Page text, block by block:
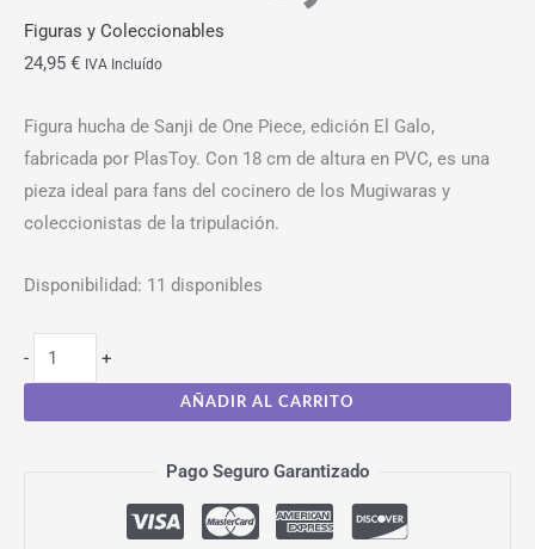
Figuras y Coleccionables
24,95 € IVA Incluído
Figura hucha de Sanji de One Piece, edición El Galo,
fabricada por PlasToy. Con 18 cm de altura en PVC, es una
pieza ideal para fans del cocinero de los Mugiwaras y
coleccionistas de la tripulación.
Disponibilidad: 11 disponibles
- +
AÑADIR AL CARRITO
Pago Seguro Garantizado